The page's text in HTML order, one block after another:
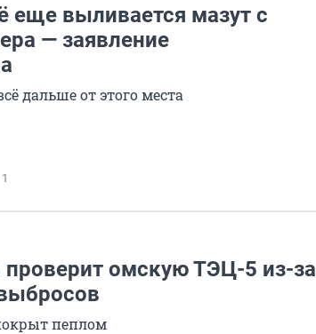
еще выливается мазут с
— заявление
дальше от этого места
1
омскую ТЭЦ-5 из-за
пеплом